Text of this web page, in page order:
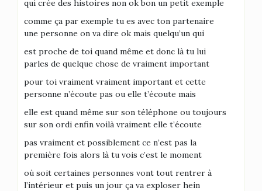
qui crée des histoires non ok bon un petit exemple
comme ça par exemple tu es avec ton partenaire
une personne on va dire ok mais quelqu’un qui
est proche de toi quand même et donc là tu lui
parles de quelque chose de vraiment important
pour toi vraiment vraiment important et cette
personne n’écoute pas ou elle t’écoute mais
elle est quand même sur son téléphone ou toujours
sur son ordi enfin voilà vraiment elle t’écoute
pas vraiment et possiblement ce n’est pas la
première fois alors là tu vois c’est le moment
où soit certaines personnes vont tout rentrer à
l’intérieur et puis un jour ça va exploser hein